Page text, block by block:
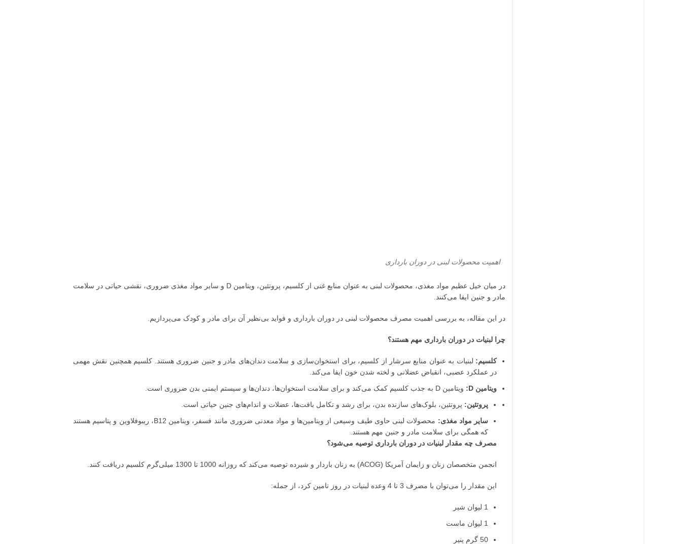
اهمیت محصولات لبنی در دوران بارداری
در میان خیل عظیم مواد مغذی، محصولات لبنی به عنوان منابع غنی از کلسیم، پروتئین، ویتامین D و سایر مواد مغذی ضروری، نقشی حیاتی در سلامت
مادر و جنین ایفا می‌کنند.
در این مقاله، به بررسی اهمیت مصرف محصولات لبنی در دوران بارداری و فواید بی‌نظیر آن برای مادر و کودک می‌پردازیم.
چرا لبنیات در دوران بارداری مهم هستند؟
کلسیم: لبنیات به عنوان منابع سرشار از کلسیم، برای استخوان‌سازی و سلامت دندان‌های مادر و جنین ضروری هستند. کلسیم همچنین نقش مهمی
در عملکرد عصبی، انقباض عضلانی و لخته شدن خون ایفا می‌کند.
ویتامین D:
ویتامین D به جذب کلسیم کمک می‌کند و برای سلامت استخوان‌ها، دندان‌ها و سیستم ایمنی بدن ضروری است.
پروتئین: پروتئین، بلوک‌های سازنده بدن، برای رشد و تکامل بافت‌ها، عضلات و اندام‌های جنین حیاتی است.
سایر مواد مغذی:
محصولات لبنی حاوی طیف وسیعی از ویتامین‌ها و مواد معدنی ضروری مانند فسفر، ویتامین B12، ریبوفلاوین و پتاسیم هستند
که همگی برای سلامت مادر و جنین مهم هستند.
مصرف چه مقدار لبنیات در دوران بارداری توصیه می‌شود؟
انجمن متخصصان زنان و زایمان آمریکا (ACOG) به زنان باردار و شیرده توصیه می‌کند که روزانه 1000 تا 1300 میلی‌گرم کلسیم دریافت کنند.
این مقدار را می‌توان با مصرف 3 تا 4 وعده لبنیات در روز تامین کرد، از جمله:
1 لیوان شیر
1 لیوان ماست
50 گرم پنیر